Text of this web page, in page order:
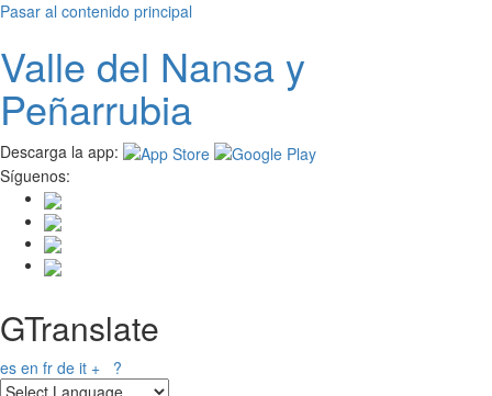
Pasar al contenido principal
Valle del Nansay
Peñarrubia
Descarga la app:
Síguenos:
GTranslate
es en fr de it + ?